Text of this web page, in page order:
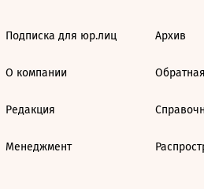
Подписка для юр.лиц
О компании
Редакция
Менеджмент
Архив